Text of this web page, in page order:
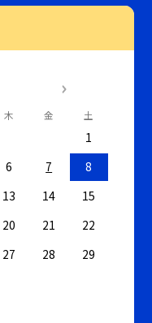
木 金 土
1
6 7
8
13 14
15
20 21
22
27 28
29